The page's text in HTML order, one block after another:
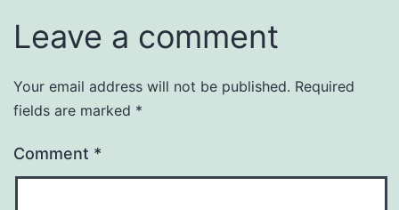
Leave a comment
Your email address will not be published. Required
fields are marked *
Comment *